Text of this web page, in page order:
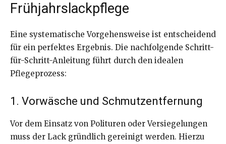
Frühjahrslackpflege
Eine systematische Vorgehensweise ist entscheidend
für ein perfektes Ergebnis. Die nachfolgende Schritt-
für-Schritt-Anleitung führt durch den idealen
Pflegeprozess:
1. Vorwäsche und Schmutzentfernung
Vor dem Einsatz von Polituren oder Versiegelungen
muss der Lack gründlich gereinigt werden. Hierzu